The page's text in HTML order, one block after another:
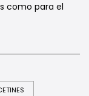
como para el